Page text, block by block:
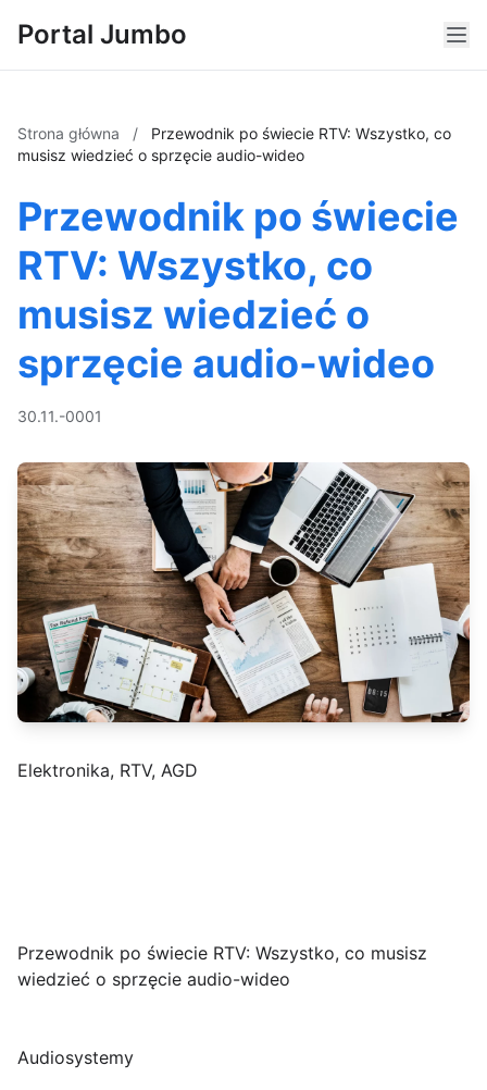
Portal Jumbo
Strona główna /
Przewodnik po świecie RTV: Wszystko, co
musisz wiedzieć o sprzęcie audio-wideo
Przewodnik po świecie
RTV: Wszystko, co
musisz wiedzieć o
sprzęcie audio-wideo
30.11.-0001
Elektronika, RTV, AGD
Przewodnik po świecie RTV: Wszystko, co musisz
wiedzieć o sprzęcie audio-wideo
Audiosystemy